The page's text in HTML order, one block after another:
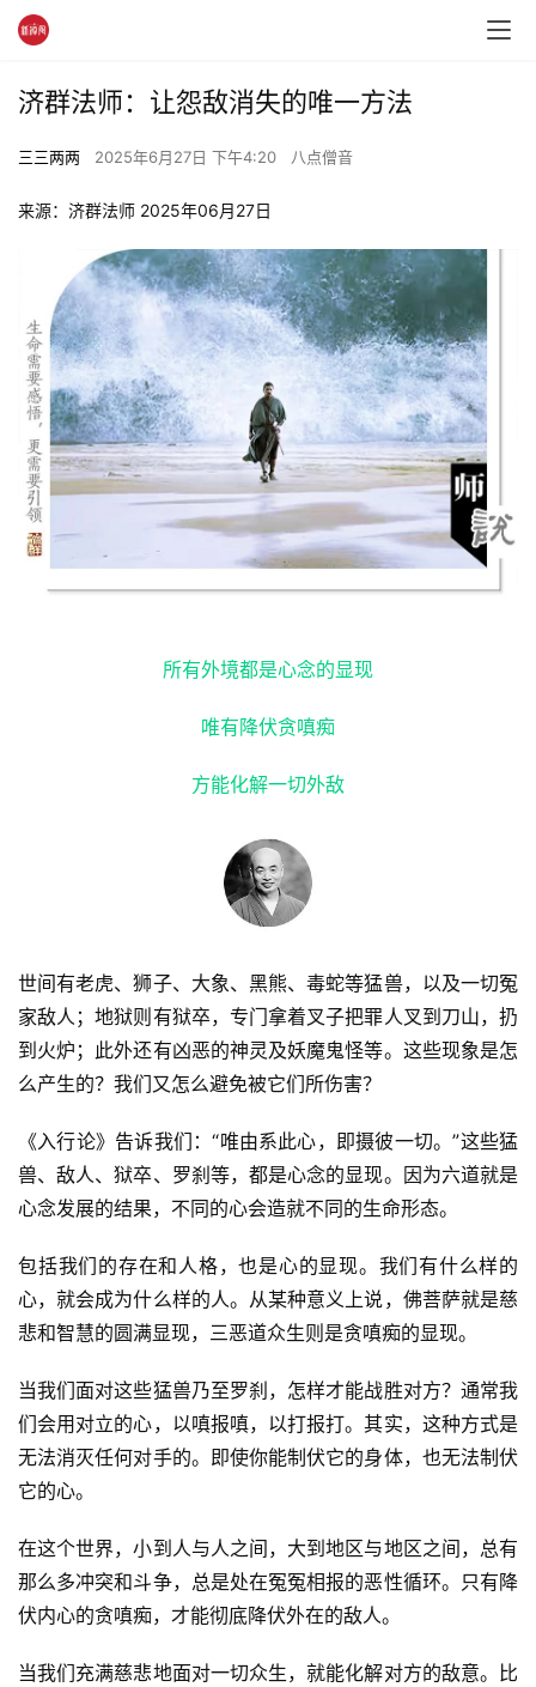
济群法师：让怨敌消失的唯一方法
三三两两 2025年6月27日 下午4:20 八点僧音
来源：济群法师 2025年06月27日
所有外境都是心念的显现
唯有降伏贪嗔痴
方能化解一切外敌
世间有老虎、狮子、大象、黑熊、毒蛇等猛兽，以及一切冤
家敌人；地狱则有狱卒，专门拿着叉子把罪人叉到刀山，扔
到火炉；此外还有凶恶的神灵及妖魔鬼怪等。这些现象是怎
么产生的？我们又怎么避免被它们所伤害？
《入行论》告诉我们：“唯由系此心，即摄彼一切。”这些猛
兽、敌人、狱卒、罗刹等，都是心念的显现。因为六道就是
心念发展的结果，不同的心会造就不同的生命形态。
包括我们的存在和人格，也是心的显现。我们有什么样的
心，就会成为什么样的人。从某种意义上说，佛菩萨就是慈
悲和智慧的圆满显现，三恶道众生则是贪嗔痴的显现。
当我们面对这些猛兽乃至罗刹，怎样才能战胜对方？通常我
们会用对立的心，以嗔报嗔，以打报打。其实，这种方式是
无法消灭任何对手的。即使你能制伏它的身体，也无法制伏
它的心。
在这个世界，小到人与人之间，大到地区与地区之间，总有
那么多冲突和斗争，总是处在冤冤相报的恶性循环。只有降
伏内心的贪嗔痴，才能彻底降伏外在的敌人。
当我们充满慈悲地面对一切众生，就能化解对方的敌意。比